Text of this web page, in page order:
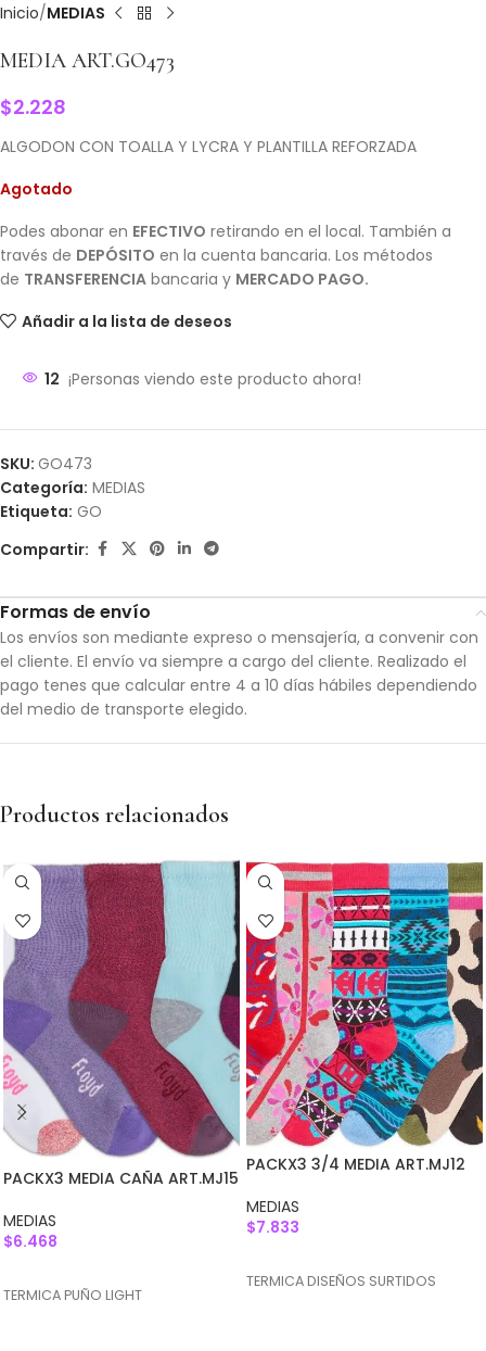
Inicio MEDIAS
MEDIA ART.GO473
$2.228
ALGODON CON TOALLA Y LYCRA Y PLANTILLA REFORZADA
Agotado
Podes abonar en EFECTIVO retirando en el local. También a
través de DEPÓSITO en la cuenta bancaria. Los métodos
de TRANSFERENCIA bancaria y MERCADO PAGO.
Añadir a la lista de deseos
12 ¡Personas viendo este producto ahora!
SKU: GO473
Categoría: MEDIAS
Etiqueta: GO
Compartir:
Formas de envío
Los envíos son mediante expreso o mensajería, a convenir con
el cliente. El envío va siempre a cargo del cliente. Realizado el
pago tenes que calcular entre 4 a 10 días hábiles dependiendo
del medio de transporte elegido.
Productos relacionados
PACKX3 MEDIA CAÑA ART.MJ15
MEDIAS
$6.468
TERMICA PUÑO LIGHT
PACKX3 3/4 MEDIA ART.MJ12
MEDIAS
$7.833
TERMICA DISEÑOS SURTIDOS